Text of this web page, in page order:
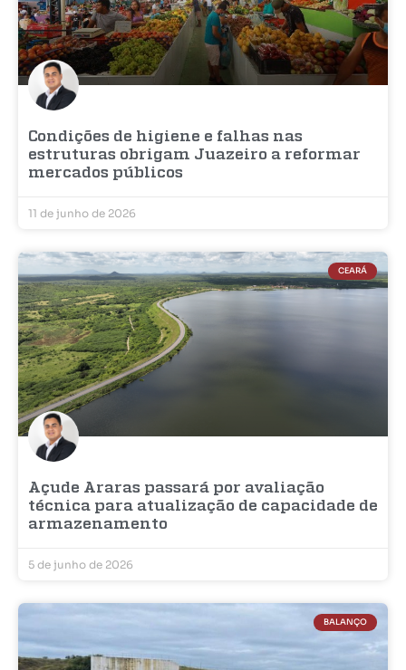
Condições de higiene e falhas nas
estruturas obrigam Juazeiro a reformar
mercados públicos
11 de junho de 2026
CEARÁ
Açude Araras passará por avaliação
técnica para atualização de capacidade de
armazenamento
5 de junho de 2026
BALANÇO